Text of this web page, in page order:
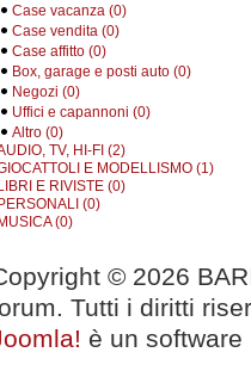
Case vacanza (0)
Case vendita (0)
Case affitto (0)
Box, garage e posti auto (0)
Negozi (0)
Uffici e capannoni (0)
Altro (0)
TV, HI-FI (2)
E MODELLISMO (1)
E RIVISTE (0)
(0)
(0)
© 2026
Tutti i diritti
è un